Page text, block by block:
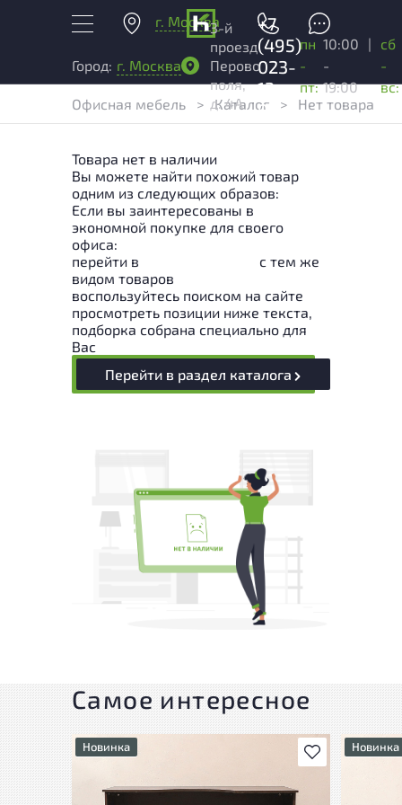
г. Москва
+7
(495)
023-
13-
03
Город: г. Москва
3-й
проезд
Перово
поля,
д. 4А
пн
-
пт:
10:00
-
19:00
|
сб
-
вс:
Офисная мебель
> Каталог > Нет товара
Товара нет в наличии
Вы можете найти похожий товар
одним из следующих образов:
Если вы заинтересованы в
экономной покупке для своего
офиса:
перейти в
с тем же
видом товаров
воспользуйтесь поиском на сайте
просмотреть позиции ниже текста,
подборка собрана специально для
Вас
Перейти в раздел каталога
Самое интересное
В избранное
Новинка Новинка